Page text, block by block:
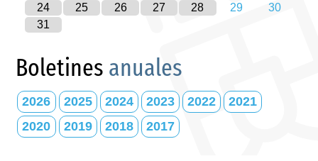
24
25 26 27 28 29
30
31
Boletines anuales
2026 2025 2024 2023 2022
2021
2020
2019 2018 2017